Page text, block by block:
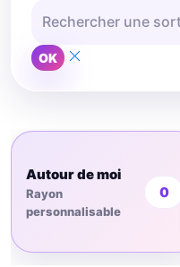
OK
Autour de moi
Rayon
personnalisable
0